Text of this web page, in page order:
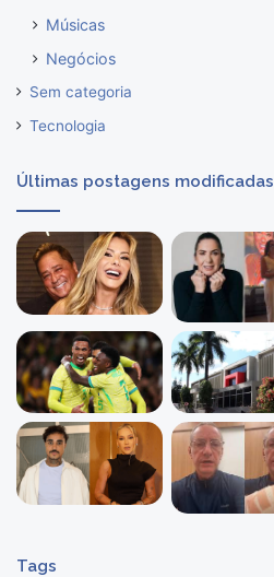
Músicas
Negócios
Sem categoria
Tecnologia
Últimas postagens modificadas
Tags